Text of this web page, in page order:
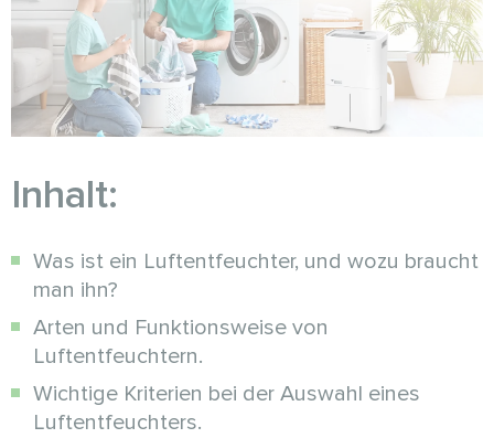
Inhalt:
Was ist ein Luftentfeuchter, und wozu braucht
man ihn?
Arten und Funktionsweise von
Luftentfeuchtern.
Wichtige Kriterien bei der Auswahl eines
Luftentfeuchters.